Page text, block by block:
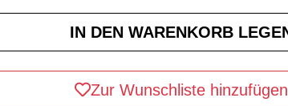
Zur Wunschliste hinzufügen